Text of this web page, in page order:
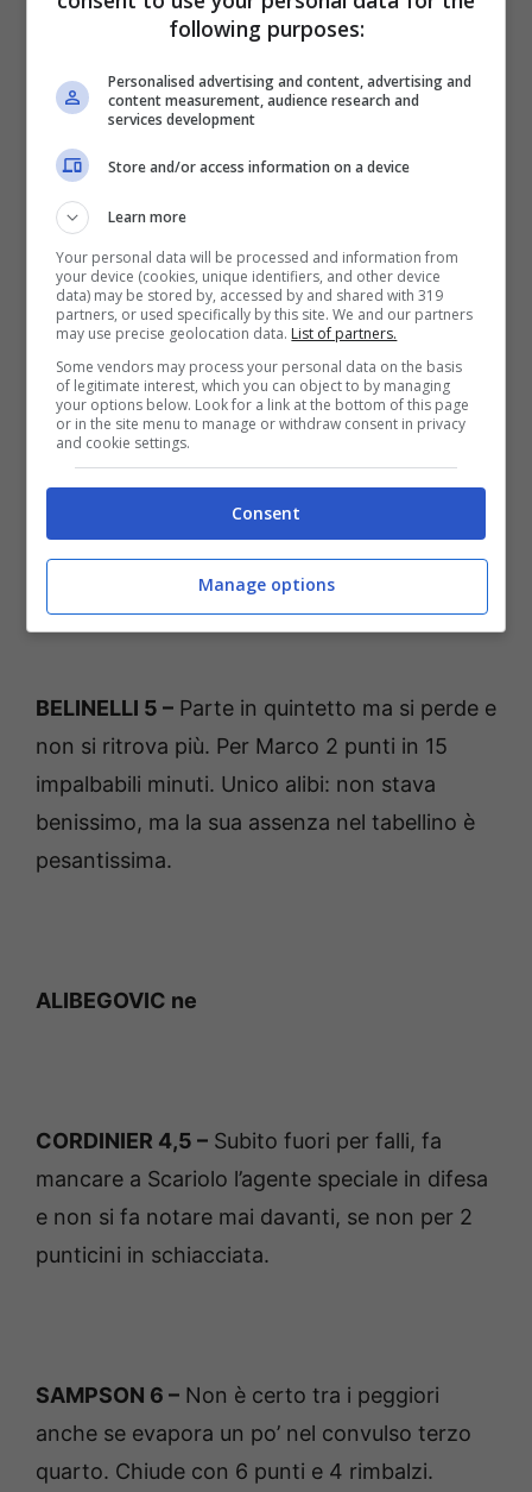
TEODOSIC 5 –Negli ultimi dieci minuti
campionissimo ammirato molte volte. Il solco
finale a favore di Milano è stato scavato da
palloni gettati dalla finestra di Teo che segna
8 punti e serve 1 solo assist, secondo le
statistiche ufficiali. Fatto inusuale per lui.
TESSITORI sv –Entra quando i giocatori
dell’Olimpia stanno già festeggiando.
MANNION ne
BELINELLI 5 – Parte in quintetto ma si perde e
non si ritrova più. Per Marco 2 punti in 15
impalbabili minuti. Unico alibi: non stava
benissimo, ma la sua assenza nel tabellino è
pesantissima.
ALIBEGOVIC ne
CORDINIER 4,5 – Subito fuori per falli, fa
mancare a Scariolo l’agente speciale in difesa
e non si fa notare mai davanti, se non per 2
punticini in schiacciata.
SAMPSON 6 – Non è certo tra i peggiori
anche se evapora un po’ nel convulso terzo
quarto. Chiude con 6 punti e 4 rimbalzi.
following purposes:
Personalised advertising and content, advertising and
content measurement, audience research and
services development
Store and/or access information on a device
Learn more
Your personal data will be processed and information from
your device (cookies, unique identifiers, and other device
data) may be stored by, accessed by and shared with 319
partners, or used specifically by this site. We and our partners
may use precise geolocation data. List of partners.
Some vendors may process your personal data on the basis
of legitimate interest, which you can object to by managing
your options below. Look for a link at the bottom of this page
or in the site menu to manage or withdraw consent in privacy
and cookie settings.
Consent
Manage options